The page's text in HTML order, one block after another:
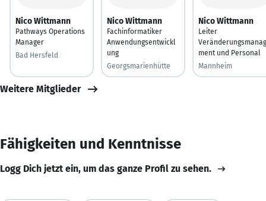
Nico Wittmann
Pathways Operations
Manager
Bad Hersfeld
Nico Wittmann
Fachinformatiker
Anwendungsentwickl
ung
Georgsmarienhütte
Nico Wittmann
Leiter
ment und Personal
Mannheim
Weitere Mitglieder
Fähigkeiten und Kenntnisse
Logg Dich jetzt ein, um das ganze Profil zu sehen.